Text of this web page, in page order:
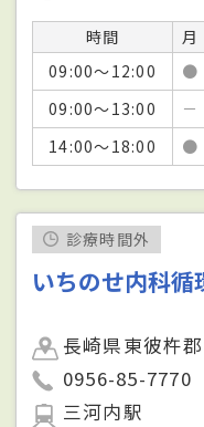
時間 月
09:00～12:00
●
09:00～13:00
－
14:00～18:00
●
診療時間外
いちのせ内科循
長崎県東彼杵
0956-85-7770
三河内駅